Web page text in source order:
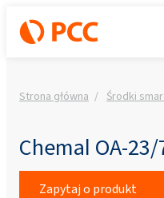
Strona główna Środki
Chemal OA-23/
Zapytaj o produkt